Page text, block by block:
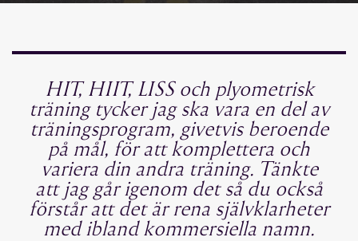
HIT, HIIT, LISS och plyometrisk
träning tycker jag ska vara en del av
träningsprogram, givetvis beroende
på mål, för att komplettera och
variera din andra träning. Tänkte
att jag går igenom det så du också
förstår att det är rena självklarheter
med ibland kommersiella namn.